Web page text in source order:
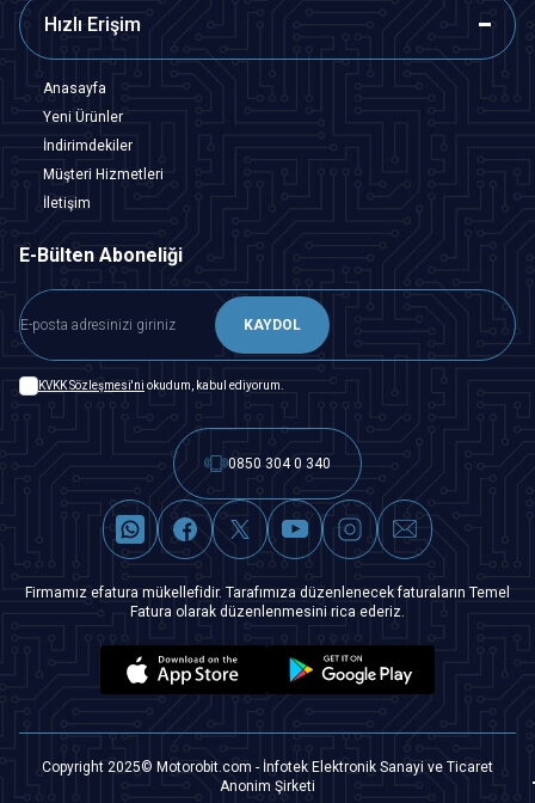
Hızlı Erişim
Anasayfa
Yeni Ürünler
İndirimdekiler
Müşteri Hizmetleri
İletişim
E-Bülten Aboneliği
KAYDOL
KVKK Sözleşmesi'ni okudum, kabul ediyorum.
0850 304 0 340
Firmamız efatura mükellefidir. Tarafımıza düzenlenecek faturaların Temel
Fatura olarak düzenlenmesini rica ederiz.
Copyright 2025© Motorobit.com - İnfotek Elektronik Sanayi ve Ticaret
Anonim Şirketi